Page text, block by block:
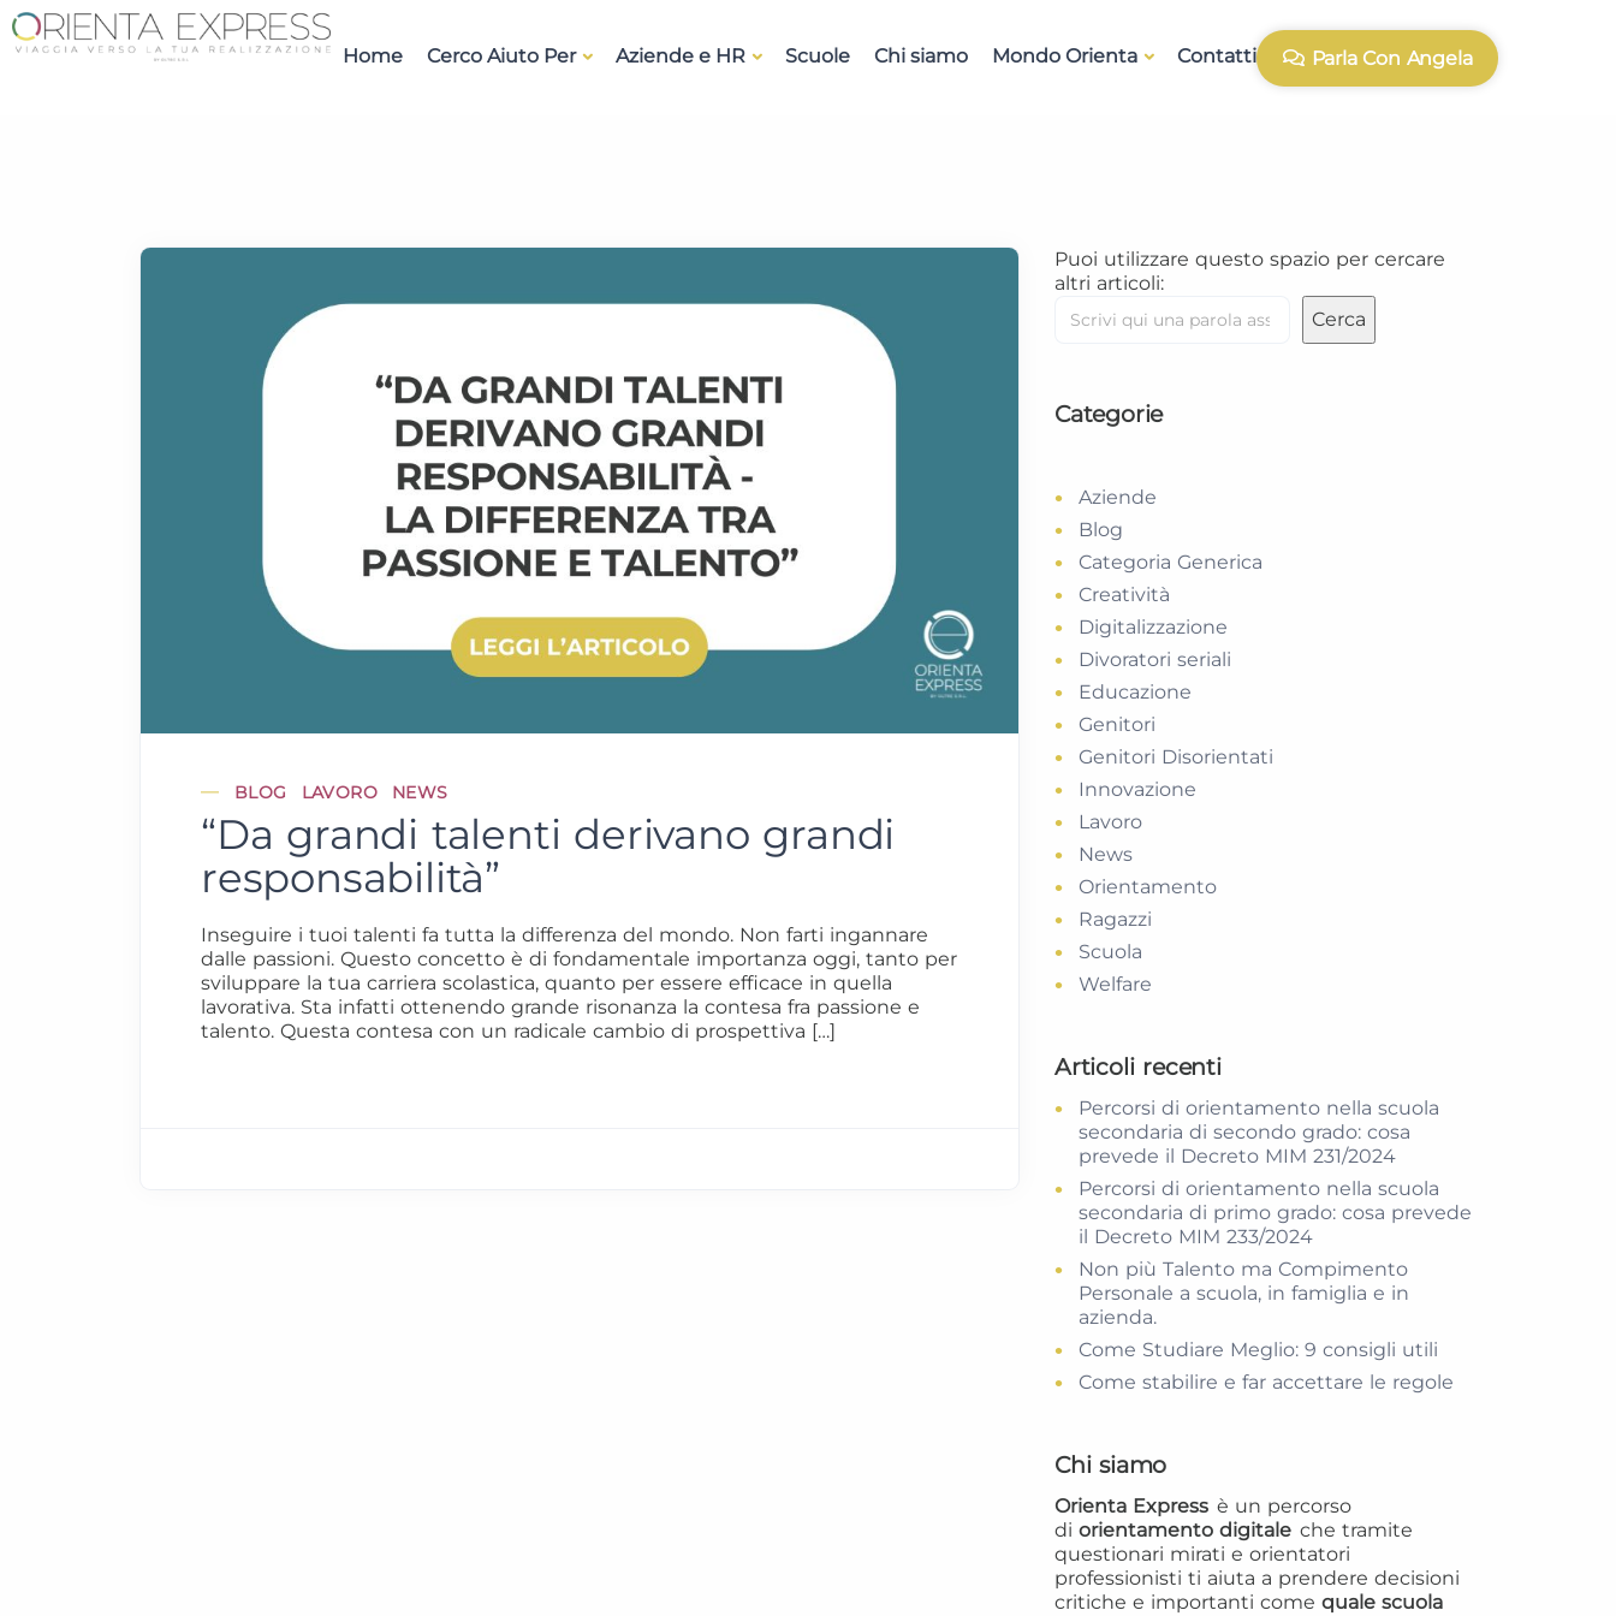
Home Cerco Aiuto Per Aziende e HR Scuole Chi siamo Mondo Orienta Contatti Parla Con Angela
BLOG LAVORO NEWS
“Da grandi talenti derivano grandi
responsabilità”
Inseguire i tuoi talenti fa tutta la differenza del mondo. Non farti ingannare
dalle passioni. Questo concetto è di fondamentale importanza oggi, tanto per
sviluppare la tua carriera scolastica, quanto per essere efficace in quella
lavorativa. Sta infatti ottenendo grande risonanza la contesa fra passione e
talento. Questa contesa con un radicale cambio di prospettiva […]
Puoi utilizzare questo spazio per cercare
altri articoli:
Cerca
Categorie
Aziende
Blog
Categoria Generica
Creatività
Digitalizzazione
Divoratori seriali
Educazione
Genitori
Genitori Disorientati
Innovazione
Lavoro
News
Orientamento
Ragazzi
Scuola
Welfare
Articoli recenti
Percorsi di orientamento nella scuola
secondaria di secondo grado: cosa
prevede il Decreto MIM 231/2024
Percorsi di orientamento nella scuola
secondaria di primo grado: cosa prevede
il Decreto MIM 233/2024
Non più Talento ma Compimento
Personale a scuola, in famiglia e in
azienda.
Come Studiare Meglio: 9 consigli utili
Come stabilire e far accettare le regole
Chi siamo
Orienta Express è un percorso
di orientamento digitale che tramite
questionari mirati e orientatori
professionisti ti aiuta a prendere decisioni
critiche e importanti come quale scuola